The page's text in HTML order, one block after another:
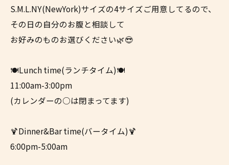
S.M.L.NY(NewYork)サイズの4サイズご用意してるので、
その日の自分のお腹と相談して
お好みのものお選びください🌿😎
🍽Lunch time(ランチタイム)🍽
11:00am-3:00pm
(カレンダーの○は閉まってます)
🍹Dinner&Bar time(バータイム)🍹
6:00pm-5:00am